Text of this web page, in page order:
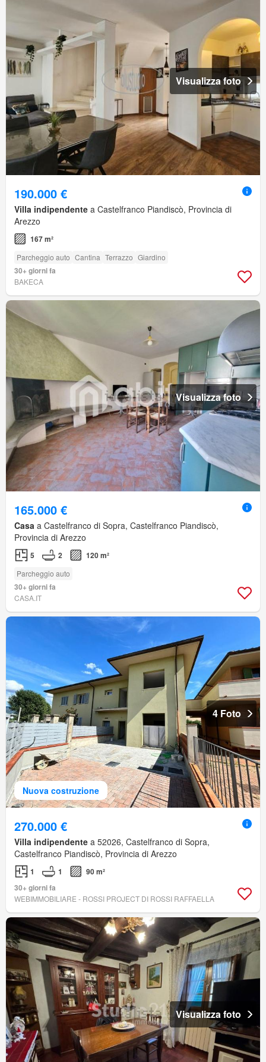
Visualizza foto
190.000 €
Villa indipendente a Castelfranco Piandiscò, Provincia di
Arezzo
167 m²
Parcheggio auto Cantina Terrazzo Giardino
30+ giorni fa
BAKECA
Visualizza foto
165.000 €
Casa a Castelfranco di Sopra, Castelfranco Piandiscò,
Provincia di Arezzo
5 2 120 m²
Parcheggio auto
30+ giorni fa
CASA.IT
Nuova costruzione
4 Foto
270.000 €
Villa indipendente a 52026, Castelfranco di Sopra,
Castelfranco Piandiscò, Provincia di Arezzo
1 1
90 m²
30+ giorni fa
WEBIMMOBILIARE - ROSSI PROJECT DI ROSSI RAFFAELLA
Visualizza foto